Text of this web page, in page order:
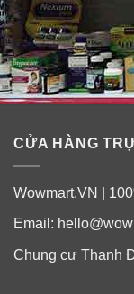
CỬA HÀNG
Wowmart.VN |
Email:
Chung cư Thanh